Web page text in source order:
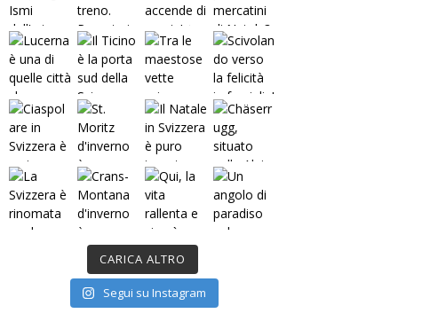
dei 26 Cantoni.
Informazioni per viaggiare,
studiare, lavorare in
Svizzera
SEGUICI SU INSTAGRAM
svizzeraunica
Diario di viaggi nel Paese dei 26
Cantoni. Idee e consigli pratici per
viaggiare, studiare e lavorare in
Svizzera